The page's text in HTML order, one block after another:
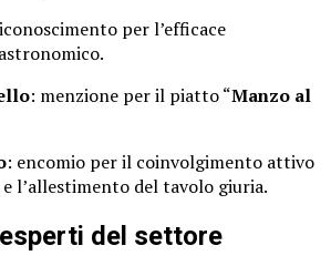
per l’efficace
: menzione per il piatto “Manzo al
: encomio per il coinvolgimento attivo
l’allestimento del tavolo giuria.
del settore